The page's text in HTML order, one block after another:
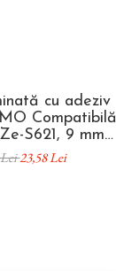
cu adeziv
Compatibilă
S621, 9 mm
pe galben,
plane,
Lei23,58 Lei